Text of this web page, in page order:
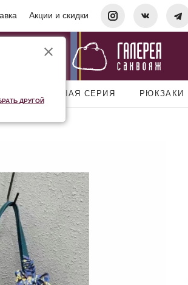
Акции и скидки
ДОРОЖНАЯ СЕРИЯ РЮКЗАКИ
ДРУГОЙ